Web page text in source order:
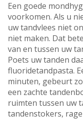
Een goede
voorkomen. Als u
uw tandvlees niet
niet maken. Dat
van en tussen uw
Poets uw tanden
fluoridetandpasta.
minuten, gebeurt
een zachte
ruimten tussen uw
tandenstokers,